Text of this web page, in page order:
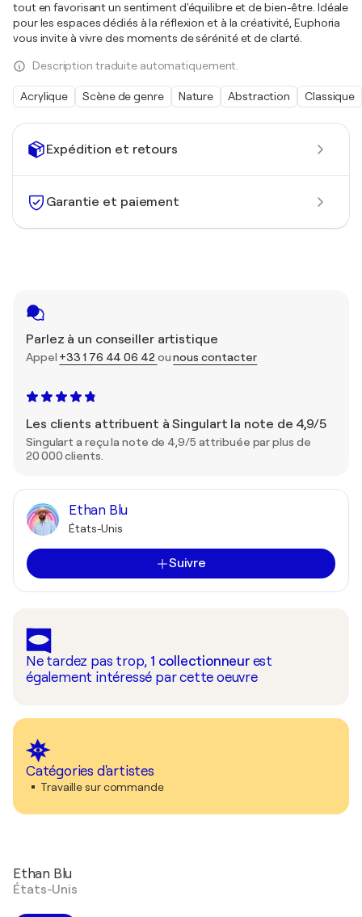
Expédition et retours
Garantie et paiement
Parlez à un conseiller artistique
Appel +33 1 76 44 06 42ounous contacter
Les clients attribuent à Singulart la note de 4,9/5
Singulart a reçu la note de 4,9/5 attribuée par plus de
20 000 clients.
Ethan Blu
États-Unis
Suivre
Ne tardez pas trop, 1 collectionneur est
également intéressé par cette oeuvre
Catégories d'artistes
Travaille sur commande
tout en favorisant un sentiment d'équilibre et de bien-être. Idéale
pour les espaces dédiés à la réflexion et à la créativité, Euphoria
vous invite à vivre des moments de sérénité et de clarté.
Description traduite automatiquement.
Acrylique Scène de genre Nature Abstraction Classique
Ethan Blu
États-Unis